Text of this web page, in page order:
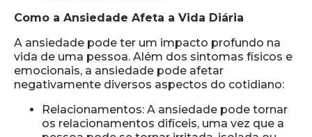
Como a Ansiedade Afeta a Vida Diária
A ansiedade pode ter um impacto profundo na
vida de uma pessoa. Além dos sintomas físicos e
emocionais, a ansiedade pode afetar
negativamente diversos aspectos do cotidiano:
Relacionamentos: A ansiedade pode tornar
os relacionamentos difíceis, uma vez que a